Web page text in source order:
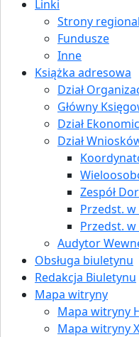
Linki
Strony
Fundusze
Inne
Książka adresowa
Dział
Główny
Dział
Dział
Zespół
Przedst.
Przedst.
Audytor
Obsługa biuletynu
Redakcja Biuletynu
Mapa witryny
Mapa witryny
Mapa witryny